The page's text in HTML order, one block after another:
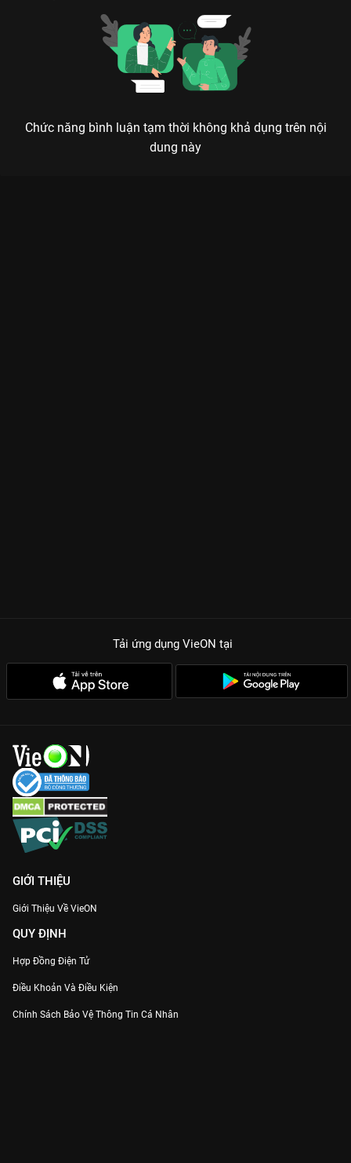
Chức năng bình luận tạm thời không khả dụng trên nội
dung này
Tải ứng dụng VieON tại
GIỚI THIỆU
Giới Thiệu Về VieON
QUY ĐỊNH
Hợp Đồng Điện Tử
Điều Khoản Và Điều Kiện
Chính Sách Bảo Vệ Thông Tin Cá Nhân